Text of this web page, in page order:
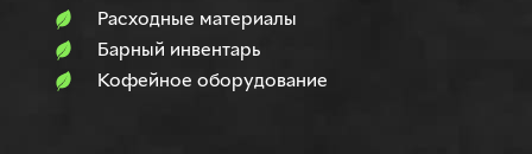
Расходные материалы
Барный инвентарь
Кофейное оборудование